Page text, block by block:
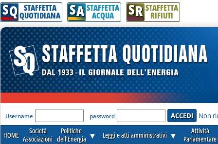
SQ STAFFETTA
QUOTIDIANA SA STAFFETTA
ACQUA SR STAFFETTA
RIFIUTI
'Modulo Login per accedere'
Username password Non
HOME
Società
Associazioni
Politiche
dell'Energia ▼ Leggi e atti amministrativi ▼
Attività
Parlamentare